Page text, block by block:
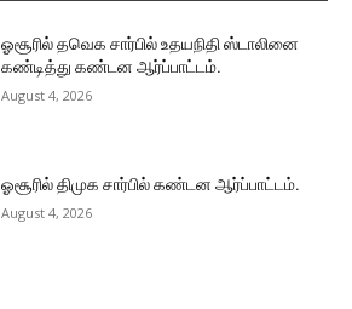
ஓசூரில் தவெக சார்பில் உதயநிதி ஸ்டாலினை
கண்டித்து கண்டன ஆர்ப்பாட்டம்.
August 4, 2026
ஓசூரில் திமுக சார்பில் கண்டன ஆர்ப்பாட்டம்.
August 4, 2026